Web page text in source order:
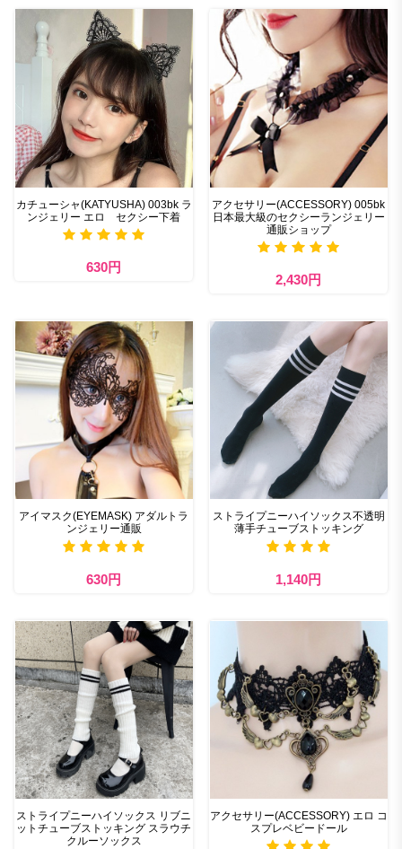
カチューシャ(KATYUSHA) 003bk ラ
ンジェリー エロ セクシー下着
630円
アクセサリー(ACCESSORY) 005bk
日本最大級のセクシーランジェリー
通販ショップ
2,430円
アイマスク(EYEMASK) アダルトラ
ンジェリー通販
630円
ストライプニーハイソックス不透明
薄手チューブストッキング
1,140円
ストライプニーハイソックス リブニ
ットチューブストッキング スラウチ
クルーソックス
アクセサリー(ACCESSORY) エロ コ
スプレベビードール